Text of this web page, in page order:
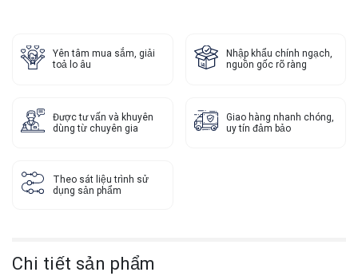
Yên tâm mua sắm, giải
toả lo âu
Nhập khẩu chính ngạch,
nguồn gốc rõ ràng
Được tư vấn và khuyên
dùng từ chuyên gia
Giao hàng nhanh chóng,
uy tín đảm bảo
Theo sát liệu trình sử
dụng sản phẩm
Chi tiết sản phẩm